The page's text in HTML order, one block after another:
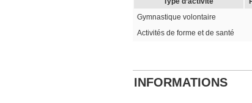
Gymnastique volontaire
Activités de forme et de santé
INFORMATIONS